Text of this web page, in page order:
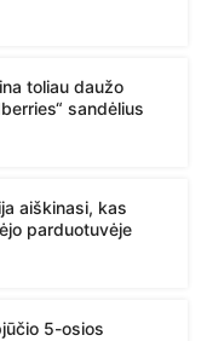
toliau daužo
sandėlius
aiškinasi, kas
parduotuvėje
5-osios